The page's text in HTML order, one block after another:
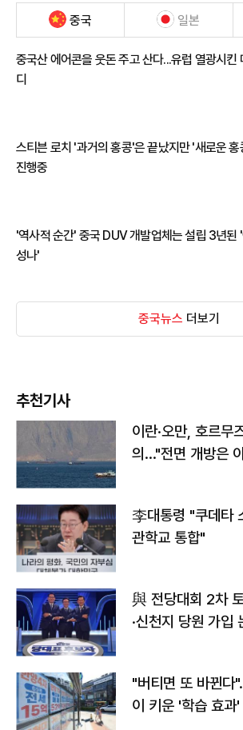
중국 일본
중국산 에어콘을 웃돈 주고 산다...유럽 열광시킨
디
스티븐 로치 '과거의 홍콩'은 끝났지만 '새로운 홍
진행중
'역사적 순간' 중국 DUV 개발업체는 설립 3년된 '
성나'
중국뉴스 더보기
추천기사
이란·오만, 호르무
의…"전면 개방은
李대통령 "쿠데타
관학교 통합"
與 전당대회 2차
·신천지 당원 가입
"버티면 또 바뀐다
이 키운 '학습 효과'